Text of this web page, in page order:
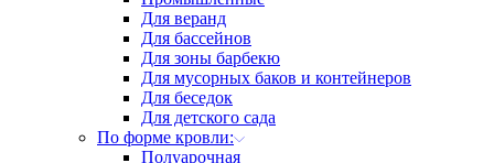
Для веранд
Для бассейнов
Для зоны барбекю
Для мусорных баков и контейнеров
Для беседок
Для детского сада
По форме кровли:
Полуарочная